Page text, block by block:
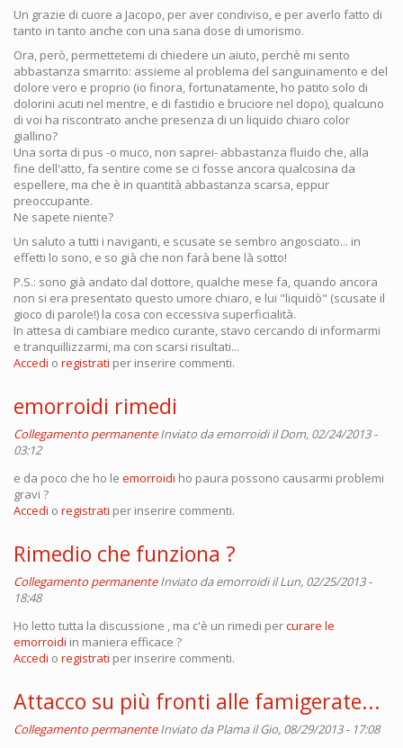
Un grazie di cuore a Jacopo, per aver condiviso, e per averlo fatto di
tanto in tanto anche con una sana dose di umorismo.
Ora, però, permettetemi di chiedere un aiuto, perchè mi sento
abbastanza smarrito: assieme al problema del sanguinamento e del
dolore vero e proprio (io finora, fortunatamente, ho patito solo di
dolorini acuti nel mentre, e di fastidio e bruciore nel dopo), qualcuno
di voi ha riscontrato anche presenza di un liquido chiaro color
giallino?
Una sorta di pus -o muco, non saprei- abbastanza fluido che, alla
fine dell'atto, fa sentire come se ci fosse ancora qualcosina da
espellere, ma che è in quantità abbastanza scarsa, eppur
preoccupante.
Ne sapete niente?
Un saluto a tutti i naviganti, e scusate se sembro angosciato... in
effetti lo sono, e so già che non farà bene là sotto!
P.S.: sono già andato dal dottore, qualche mese fa, quando ancora
non si era presentato questo umore chiaro, e lui "liquidò" (scusate il
gioco di parole!) la cosa con eccessiva superficialità.
In attesa di cambiare medico curante, stavo cercando di informarmi
e tranquillizzarmi, ma con scarsi risultati...
Accedi o registrati per inserire commenti.
emorroidi rimedi
Collegamento permanente Inviato daemorroidiil Dom, 02/24/2013 -
03:12
e da poco che ho le emorroidi ho paura possono causarmi problemi
gravi ?
Accedi o registrati per inserire commenti.
Rimedio che funziona ?
Collegamento permanente Inviato daemorroidiil Lun, 02/25/2013 -
18:48
Ho letto tutta la discussione , ma c'è un rimedi percurare le
emorroidi in maniera efficace ?
Accedi o registrati per inserire commenti.
Attacco su più fronti alle famigerate...
Collegamento permanente Inviato daPlamail Gio, 08/29/2013 - 17:08